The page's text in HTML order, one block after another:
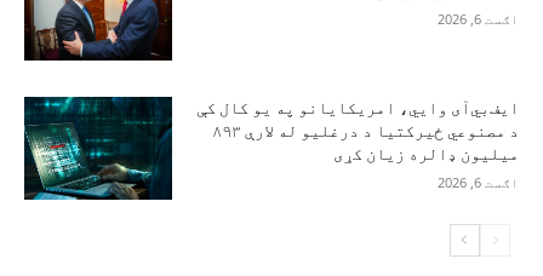
اګست 6, 2026
ایف‌بي‌آی وايي، امریکایانو په یو کال کې
د مصنوعي ځیرکتیا د درغلیو له لارې ۸۹۳
میلیون ډالره زیان کړی
اګست 6, 2026